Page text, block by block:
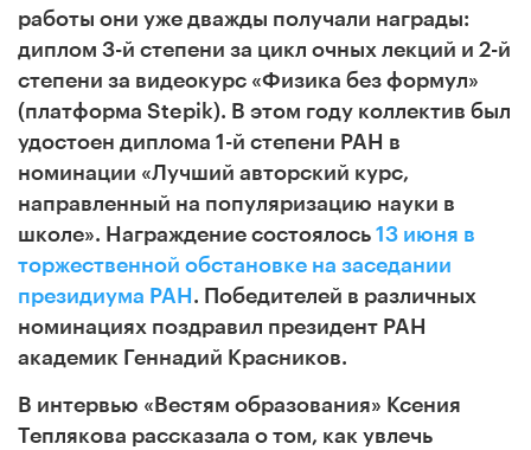
работы они уже дважды получали награды:
диплом 3-й степени за цикл очных лекций и 2-й
степени за видеокурс «Физика без формул»
(платформа Stepik). В этом году коллектив был
удостоен диплома 1-й степени РАН в
номинации «Лучший авторский курс,
направленный на популяризацию науки в
школе». Награждение состоялось 13 июня в
торжественной обстановке на заседании
президиума РАН . Победителей в различных
номинациях поздравил президент РАН
академик Геннадий Красников.
В интервью «Вестям образования» Ксения
Теплякова рассказала о том, как увлечь